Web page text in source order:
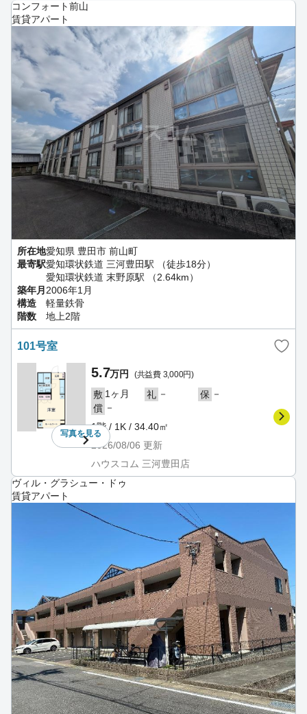
コンフォート前山
賃貸アパート
所在地愛知県 豊田市 前山町
最寄駅愛知環状鉄道 三河豊田駅 （徒歩18分）
愛知環状鉄道 末野原駅 （2.64km）
築年月 2006年1月
構造
軽量鉄骨
階数
地上2階
101号室
写真を見る
5.7万円 (共益費 3,000円)
敷 1ヶ月 礼 － 保 －
償 －
1階 / 1K / 34.40㎡
2026/08/06 更新
ハウスコム 三河豊田店
ヴィル・グラシュー・ドゥ
賃貸アパート